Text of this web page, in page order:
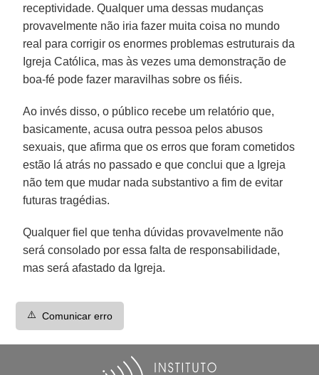
receptividade. Qualquer uma dessas mudanças
provavelmente não iria fazer muita coisa no mundo
real para corrigir os enormes problemas estruturais da
Igreja Católica, mas às vezes uma demonstração de
boa-fé pode fazer maravilhas sobre os fiéis.
Ao invés disso, o público recebe um relatório que,
basicamente, acusa outra pessoa pelos abusos
sexuais, que afirma que os erros que foram cometidos
estão lá atrás no passado e que conclui que a Igreja
não tem que mudar nada substantivo a fim de evitar
futuras tragédias.
Qualquer fiel que tenha dúvidas provavelmente não
será consolado por essa falta de responsabilidade,
mas será afastado da Igreja.
⚠️ Comunicar erro